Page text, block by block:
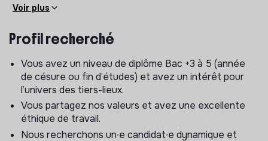
Accompagner les structures résidentes dans leur
équipements et services mutualisés, charte de
bonne gestion du lieu).
Assurer les tours hebdomadaires du tiers-lieu pour
garantir le confort des résident∙es,
l’approvisionnement des consommables, etc.
Gestion des privatisations :
Contribuer à la commercialisation des espaces
Voir plus
Profil recherché
Vous avez un niveau de diplôme Bac +3 à 5 (année
de césure ou fin d’études) et avez un intérêt pour
l’univers des tiers-lieux.
Vous partagez nos valeurs et avez une excellente
éthique de travail.
Nous recherchons un∙e candidat∙e dynamique et